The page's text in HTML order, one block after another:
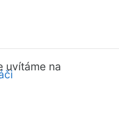
uvítáme na